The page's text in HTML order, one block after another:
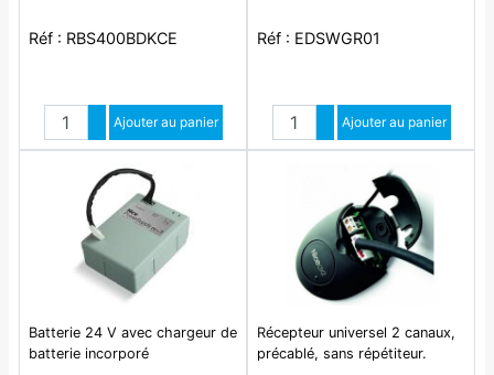
Réf : RBS400BDKCE
Quantité
Augmenter quantité
Diminuer quantité
Ajouter au panier
Réf : EDSWGR01
Quantité
Augmenter quantité
Diminuer quantité
Ajouter au panier
Batterie 24 V avec chargeur de
batterie incorporé
Récepteur universel 2 canaux,
précablé, sans répétiteur.